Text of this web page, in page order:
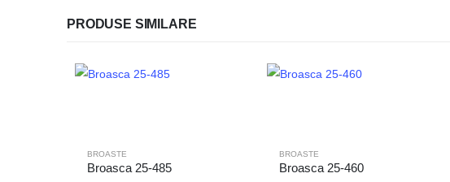
PRODUSE SIMILARE
BROASTE
Broasca 25-485
BROASTE
Broasca 25-460